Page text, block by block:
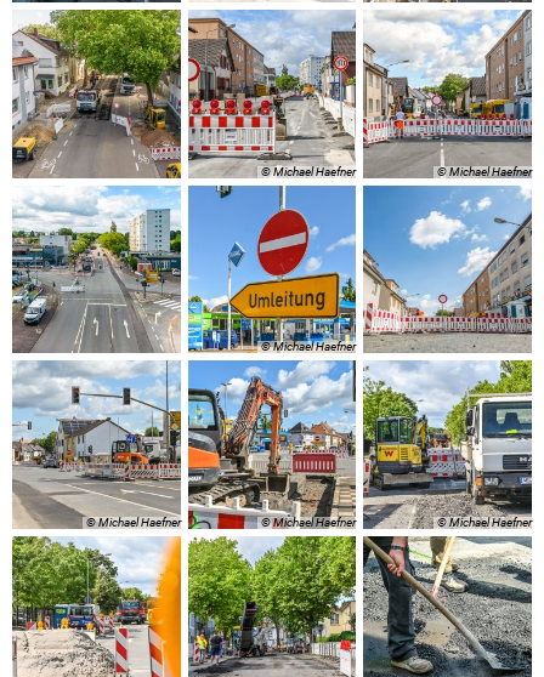
© Michael Haefner © Michael Haefner
© Michael Haefner
© Michael Haefner © Michael Haefner © Michael Haefner